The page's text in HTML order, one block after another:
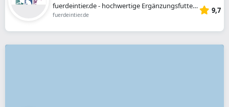
fuerdeintier.de - hochwertige Ergänzungsfuttermittel vom Tierarzt
fuerdeintier.de 9,7